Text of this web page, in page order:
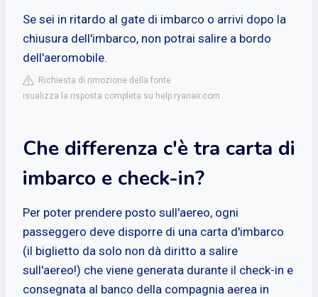
Se sei in ritardo al gate di imbarco o arrivi dopo la
chiusura dell'imbarco, non potrai salire a bordo
dell'aeromobile.
Richiesta di rimozione della fonte
isualizza la risposta completa su help.ryanair.com
Che differenza c'è tra carta di
imbarco e check-in?
Per poter prendere posto sull'aereo, ogni
passeggero deve disporre di una carta d'imbarco
(il biglietto da solo non dà diritto a salire
sull'aereo!) che viene generata durante il check-in e
consegnata al banco della compagnia aerea in